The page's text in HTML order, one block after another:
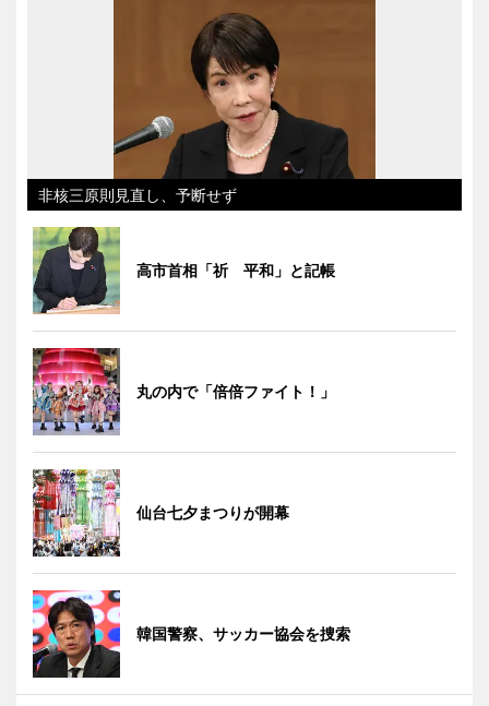
非核三原則見直し、予断せず
高市首相「祈 平和」と記帳
丸の内で「倍倍ファイト！」
仙台七夕まつりが開幕
韓国警察、サッカー協会を捜索